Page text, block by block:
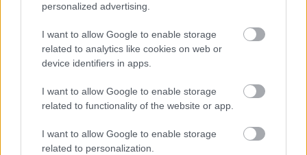
personalized advertising.
I want to allow Google to enable storage
related to analytics like cookies on web or
device identifiers in apps.
I want to allow Google to enable storage
related to functionality of the website or app.
I want to allow Google to enable storage
related to personalization.
Ma hajnaltól harmadfokúra emelkedett az
árvízkészültség a Dunán
| 2024.09.16 12:01
Még nem tudni, hogy megdőlnek-e a 2013-as rekordok, de az
oldalán.